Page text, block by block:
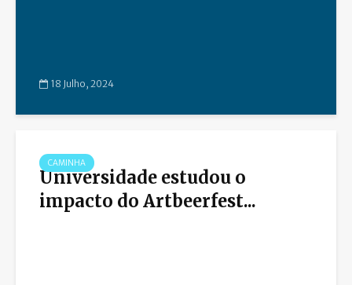
18 Julho, 2024
CAMINHA
Universidade estudou o
impacto do Artbeerfest...